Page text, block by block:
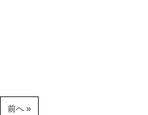
前へ »